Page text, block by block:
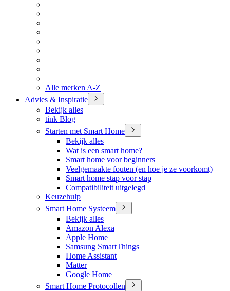
Alle merken A-Z
Advies & Inspiratie
Bekijk alles
tink Blog
Starten met Smart Home
Bekijk alles
Wat is een smart home?
Smart home voor beginners
Veelgemaakte fouten (en hoe je ze voorkomt)
Smart home stap voor stap
Compatibiliteit uitgelegd
Keuzehulp
Smart Home Systeem
Bekijk alles
Amazon Alexa
Apple Home
Samsung SmartThings
Home Assistant
Matter
Google Home
Smart Home Protocollen